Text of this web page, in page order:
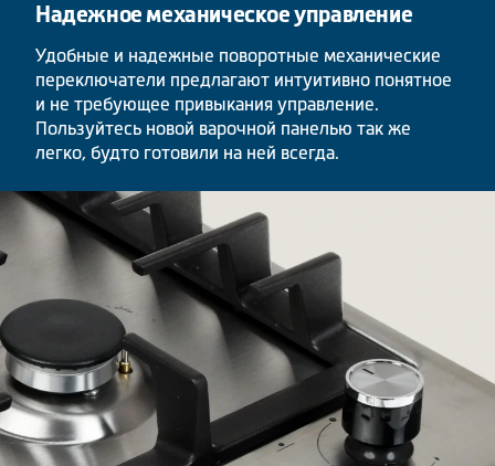
Надежное механическое управление
Удобные и надежные поворотные механические
переключатели предлагают интуитивно понятное
и не требующее привыкания управление.
Пользуйтесь новой варочной панелью так же
легко, будто готовили на ней всегда.